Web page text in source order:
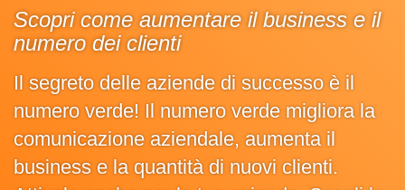
Scopri come aumentare il business e il
numero dei clienti
Il segreto delle aziende di successo è il
numero verde! Il numero verde migliora la
comunicazione aziendale, aumenta il
business e la quantità di nuovi clienti.